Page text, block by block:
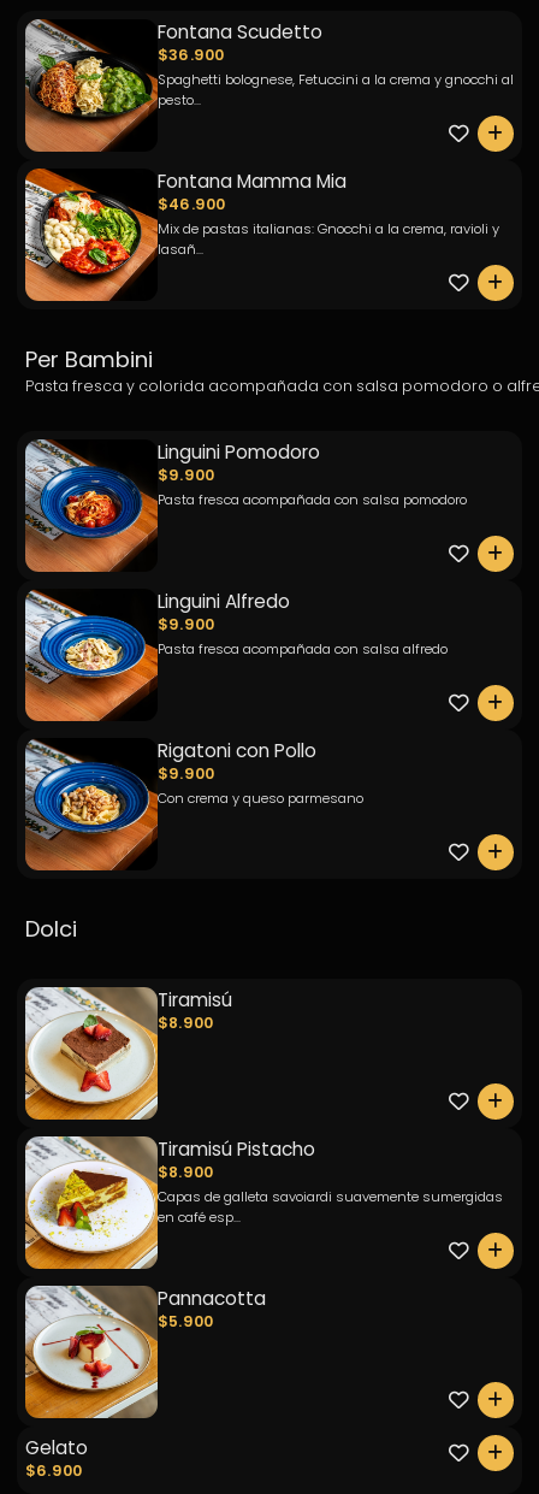
Fontana Scudetto
$36.900
Spaghetti bolognese, Fetuccini a la crema y gnocchi al
pesto...
0
Fontana Mamma Mia
$46.900
Mix de pastas italianas: Gnocchi a la crema, ravioli y
lasañ...
0
Per Bambini
Pasta fresca y colorida acompañada con salsa pomodoro o
Linguini Pomodoro
$9.900
Pasta fresca acompañada con salsa pomodoro
0
Linguini Alfredo
$9.900
Pasta fresca acompañada con salsa alfredo
0
Rigatoni con Pollo
$9.900
Con crema y queso parmesano
0
Dolci
Tiramisú
$8.900
0
Tiramisú Pistacho
$8.900
Capas de galleta savoiardi suavemente sumergidas
en café esp...
0
Pannacotta
$5.900
0
Gelato
$6.900
0